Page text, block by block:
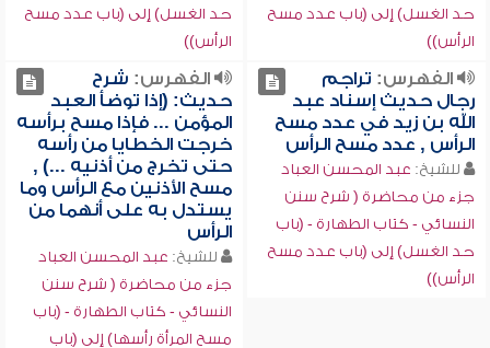
حد الغسل) إلى (باب عدد مسح
الرأس))
حد الغسل) إلى (باب عدد مسح
الرأس))
الفهرس: تراجم
رجال حديث إسناد عبد
الله بن زيد في عدد مسح
الرأس , عدد مسح الرأس
للشيخ: عبد المحسن العباد
جزء من محاضرة ( شرح سنن
النسائي - كتاب الطهارة - (باب
حد الغسل) إلى (باب عدد مسح
الرأس))
الفهرس: شرح
حديث: (إذا توضأ العبد
المؤمن ... فإذا مسح برأسه
خرجت الخطايا من رأسه
حتى تخرج من أذنيه ...) ,
مسح الأذنين مع الرأس وما
يستدل به على أنهما من
الرأس
للشيخ: عبد المحسن العباد
جزء من محاضرة ( شرح سنن
النسائي - كتاب الطهارة - (باب
مسح المرأة رأسها) إلى (باب